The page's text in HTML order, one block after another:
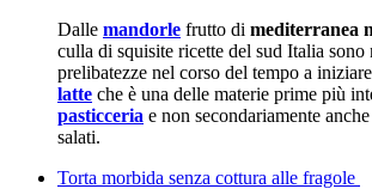
Dalle mandorle frutto di mediterranea
culla di squisite ricette del sud Italia sono
prelibatezze nel corso del tempo a
latte che è una delle materie prime più
pasticceria e non secondariamente
salati.
Torta morbida senza cottura alle fragole